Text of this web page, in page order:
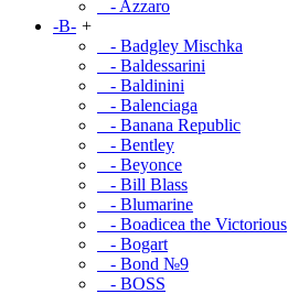
- Azzaro
-B- +
- Badgley Mischka
- Baldessarini
- Baldinini
- Balenciaga
- Banana Republic
- Bentley
- Beyonce
- Bill Blass
- Blumarine
- Boadicea the Victorious
- Bogart
- Bond №9
- BOSS